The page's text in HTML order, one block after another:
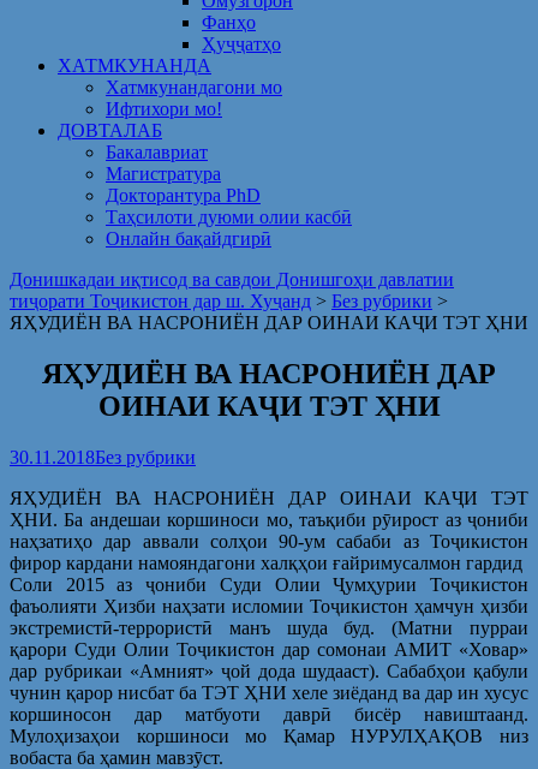
Фанҳо
Ҳуҷҷатҳо
ХАТМКУНАНДА
Хатмкунандагони мо
Ифтихори мо!
ДОВТАЛАБ
Бакалавриат
Магистратура
Докторантура PhD
Таҳсилоти дуюми олии касбӣ
Онлайн бақайдгирӣ
Донишкадаи иқтисод ва савдои Донишгоҳи давлатии
тиҷорати Тоҷикистон дар ш. Хуҷанд > Без рубрики >
ЯҲУДИЁН ВА НАСРОНИЁН ДАР ОИНАИ КАҶИ ТЭТ ҲНИ
ЯҲУДИЁН ВА НАСРОНИЁН ДАР
ОИНАИ КАҶИ ТЭТ ҲНИ
30.11.2018Без рубрики
ЯҲУДИЁН ВА НАСРОНИЁН ДАР ОИНАИ КАҶИ ТЭТ
ҲНИ. Ба андешаи коршиноси мо, таъқиби рӯирост аз ҷониби
наҳзатиҳо дар аввали солҳои 90-ум сабаби аз Тоҷикистон
фирор кардани намояндагони халқҳои ғайримусалмон гардид
Соли 2015 аз ҷониби Суди Олии Ҷумҳурии Тоҷикистон
фаъолияти Ҳизби наҳзати исломии Тоҷикистон ҳамчун ҳизби
экстремистӣ-террористӣ манъ шуда буд. (Матни пурраи
қарори Суди Олии Тоҷикистон дар сомонаи АМИТ «Ховар»
дар рубрикаи «Амният» ҷой дода шудааст). Сабабҳои қабули
чунин қарор нисбат ба ТЭТ ҲНИ хеле зиёданд ва дар ин хусус
коршиносон дар матбуоти даврӣ бисёр навиштаанд.
Мулоҳизаҳои коршиноси мо Қамар НУРУЛҲАҚОВ низ
вобаста ба ҳамин мавзӯст.